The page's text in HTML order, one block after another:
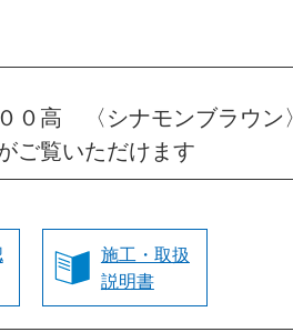
高 〈シナモンブラウ
ご覧いただけます
施工・取扱
説明書